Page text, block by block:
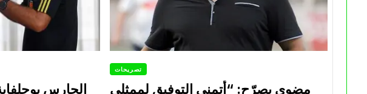
الحارس
تصريحات
مضوي يصرّح: “أتمنى التوفيق لممثلي